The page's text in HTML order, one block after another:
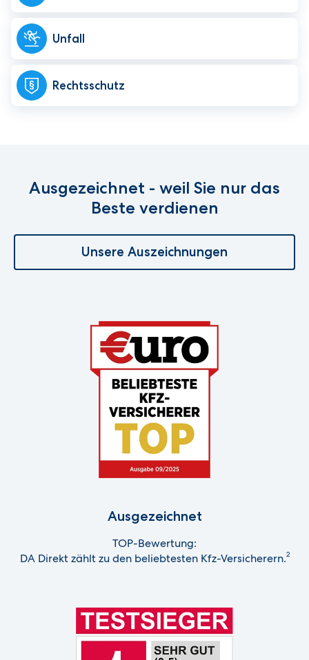
Unfall
Rechtsschutz
Ausgezeichnet - weil Sie nur das
Beste verdienen
Unsere Auszeichnungen
Ausgezeichnet
TOP-Bewertung:
DA Direkt zählt zu den beliebtesten Kfz-Versicherern.2